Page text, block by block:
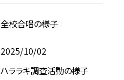
全校合唱の様子
2025/10/02
ハララキ調査活動の様子